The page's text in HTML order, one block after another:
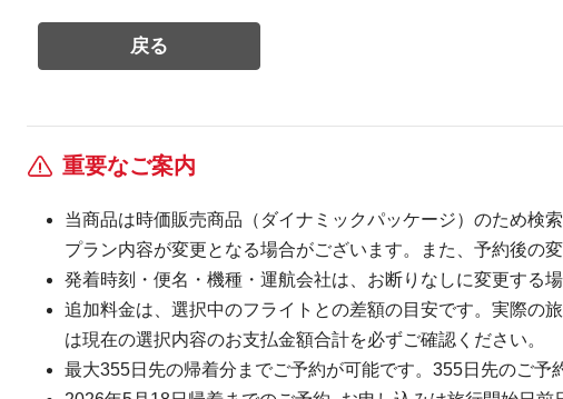
重要なご案内
当商品は時価販売商品（ダイナミックパッケージ）のため検
プラン内容が変更となる場合がございます。また、予約後の変
発着時刻・便名・機種・運航会社は、お断りなしに変更する場
追加料金は、選択中のフライトとの差額の目安です。実際の
は現在の選択内容のお支払金額合計を必ずご確認ください。
最大355日先の帰着分までご予約が可能です。355日先のご予